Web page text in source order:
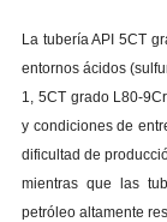
La tubería API 5CT
entornos ácidos
1, 5CT grado L80-
y condiciones de
dificultad de
mientras que las
petróleo altamente